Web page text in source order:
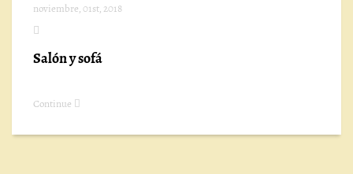
noviembre, 01st, 2018
Salón y sofá
Continue